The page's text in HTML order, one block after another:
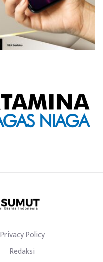
Privacy Policy
Redaksi